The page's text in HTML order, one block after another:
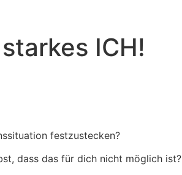
ICH!
festzustecken?
dass das für dich nicht möglich ist?